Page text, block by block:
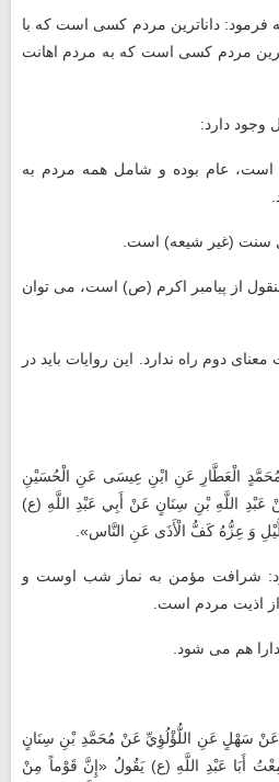
فرمود: داناترین مردم کسی است که با
مردم کسی است که به مردم اهانت
وجود دارد:
است، عام بوده و شامل همه مردم به
از پیامبر اکرم (ص) است، می ‌توان
دوم راه ندارد. این روایات باید در
الْعَطَّارِ عَنِ ابْنِ عِيسَى عَنِ الْحُسَيْنِ
اللَّهِ بْنِ سِنَانٍ عَنْ أَبِي عَبْدِ اللَّهِ (ع)
وَ عِزُّهُ كَفُّ الْأَذَى عَنِ النَّاس»‏.
شرافت مؤمن به نماز شب اوست و
اذيت مردم است.
هم می ‌شود.
عَنْ سَهْلٍ عَنِ اللُّؤْلُؤِيِّ عَنْ مُحَمَّدِ بْنِ سِنَانٍ
أَبَا عَبْدِ اللَّهِ (ع) يَقُولُ‏ «إِنَّ قَوْماً مِنْ